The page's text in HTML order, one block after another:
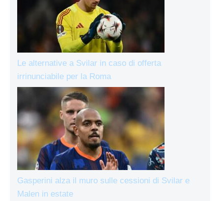
Le alternative a Svilar in caso di offerta
irrinunciabile per la Roma
Gasperini alza il muro sulle cessioni di Svilar e
Malen in estate